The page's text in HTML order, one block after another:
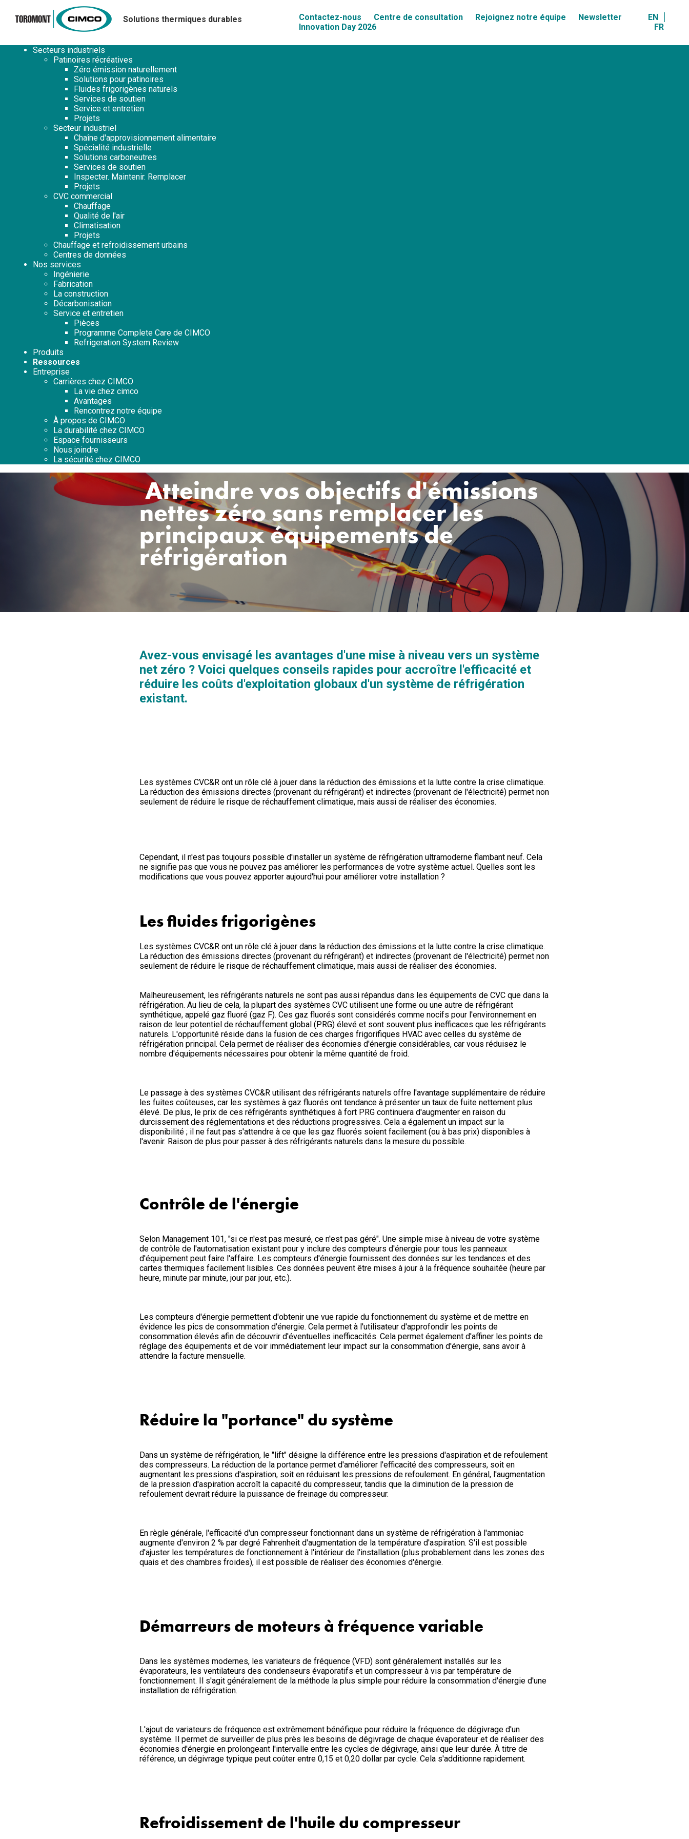
Solutions thermiques durables Contactez-nous Centre de consultation Rejoignez notre équipe
Newsletter
Innovation Day 2026
EN
FR
Secteurs industriels
Patinoires récréatives
Zéro émission naturellement
Solutions pour patinoires
Fluides frigorigènes naturels
Services de soutien
Service et entretien
Projets
Secteur industriel
Chaîne d'approvisionnement alimentaire
Spécialité industrielle
Solutions carboneutres
Services de soutien
Inspecter. Maintenir. Remplacer
Projets
CVC commercial
Chauffage
Qualité de l'air
Climatisation
Projets
Chauffage et refroidissement urbains
Centres de données
Nos services
Ingénierie
Fabrication
La construction
Décarbonisation
Service et entretien
Pièces
Programme Complete Care de CIMCO
Refrigeration System Review
Produits
Ressources
Entreprise
Carrières chez CIMCO
La vie chez cimco
Avantages
Rencontrez notre équipe
À propos de CIMCO
La durabilité chez CIMCO
Espace fournisseurs
Nous joindre
La sécurité chez CIMCO
Atteindre vos objectifs d'émissions
nettes zéro sans remplacer les
principaux équipements de
réfrigération
Avez-vous envisagé les avantages d'une mise à niveau vers un système
net zéro ? Voici quelques conseils rapides pour accroître l'efficacité et
réduire les coûts d'exploitation globaux d'un système de réfrigération
existant.
Les systèmes CVC&R ont un rôle clé à jouer dans la réduction des émissions et la lutte contre la crise climatique.
La réduction des émissions directes (provenant du réfrigérant) et indirectes (provenant de l'électricité) permet non
seulement de réduire le risque de réchauffement climatique, mais aussi de réaliser des économies.
Cependant, il n'est pas toujours possible d'installer un système de réfrigération ultramoderne flambant neuf. Cela
ne signifie pas que vous ne pouvez pas améliorer les performances de votre système actuel. Quelles sont les
modifications que vous pouvez apporter aujourd'hui pour améliorer votre installation ?
Les fluides frigorigènes
Les systèmes CVC&R ont un rôle clé à jouer dans la réduction des émissions et la lutte contre la crise climatique.
La réduction des émissions directes (provenant du réfrigérant) et indirectes (provenant de l'électricité) permet non
seulement de réduire le risque de réchauffement climatique, mais aussi de réaliser des économies.
Malheureusement, les réfrigérants naturels ne sont pas aussi répandus dans les équipements de CVC que dans la
réfrigération. Au lieu de cela, la plupart des systèmes CVC utilisent une forme ou une autre de réfrigérant
synthétique, appelé gaz fluoré (gaz F). Ces gaz fluorés sont considérés comme nocifs pour l'environnement en
raison de leur potentiel de réchauffement global (PRG) élevé et sont souvent plus inefficaces que les réfrigérants
naturels. L'opportunité réside dans la fusion de ces charges frigorifiques HVAC avec celles du système de
réfrigération principal. Cela permet de réaliser des économies d'énergie considérables, car vous réduisez le
nombre d'équipements nécessaires pour obtenir la même quantité de froid.
Le passage à des systèmes CVC&R utilisant des réfrigérants naturels offre l'avantage supplémentaire de réduire
les fuites coûteuses, car les systèmes à gaz fluorés ont tendance à présenter un taux de fuite nettement plus
élevé. De plus, le prix de ces réfrigérants synthétiques à fort PRG continuera d'augmenter en raison du
durcissement des réglementations et des réductions progressives. Cela a également un impact sur la
disponibilité ; il ne faut pas s'attendre à ce que les gaz fluorés soient facilement (ou à bas prix) disponibles à
l'avenir. Raison de plus pour passer à des réfrigérants naturels dans la mesure du possible.
Contrôle de l'énergie
Selon Management 101, "si ce n'est pas mesuré, ce n'est pas géré". Une simple mise à niveau de votre système
de contrôle de l'automatisation existant pour y inclure des compteurs d'énergie pour tous les panneaux
d'équipement peut faire l'affaire. Les compteurs d'énergie fournissent des données sur les tendances et des
cartes thermiques facilement lisibles. Ces données peuvent être mises à jour à la fréquence souhaitée (heure par
heure, minute par minute, jour par jour, etc.).
Les compteurs d'énergie permettent d'obtenir une vue rapide du fonctionnement du système et de mettre en
évidence les pics de consommation d'énergie. Cela permet à l'utilisateur d'approfondir les points de
consommation élevés afin de découvrir d'éventuelles inefficacités. Cela permet également d'affiner les points de
réglage des équipements et de voir immédiatement leur impact sur la consommation d'énergie, sans avoir à
attendre la facture mensuelle.
Réduire la "portance" du système
Dans un système de réfrigération, le "lift" désigne la différence entre les pressions d'aspiration et de refoulement
des compresseurs. La réduction de la portance permet d'améliorer l'efficacité des compresseurs, soit en
augmentant les pressions d'aspiration, soit en réduisant les pressions de refoulement. En général, l'augmentation
de la pression d'aspiration accroît la capacité du compresseur, tandis que la diminution de la pression de
refoulement devrait réduire la puissance de freinage du compresseur.
En règle générale, l'efficacité d'un compresseur fonctionnant dans un système de réfrigération à l'ammoniac
augmente d'environ 2 % par degré Fahrenheit d'augmentation de la température d'aspiration. S'il est possible
d'ajuster les températures de fonctionnement à l'intérieur de l'installation (plus probablement dans les zones des
quais et des chambres froides), il est possible de réaliser des économies d'énergie.
Démarreurs de moteurs à fréquence variable
Dans les systèmes modernes, les variateurs de fréquence (VFD) sont généralement installés sur les
évaporateurs, les ventilateurs des condenseurs évaporatifs et un compresseur à vis par température de
fonctionnement. Il s'agit généralement de la méthode la plus simple pour réduire la consommation d'énergie d'une
installation de réfrigération.
L'ajout de variateurs de fréquence est extrêmement bénéfique pour réduire la fréquence de dégivrage d'un
système. Il permet de surveiller de plus près les besoins de dégivrage de chaque évaporateur et de réaliser des
économies d'énergie en prolongeant l'intervalle entre les cycles de dégivrage, ainsi que leur durée. À titre de
référence, un dégivrage typique peut coûter entre 0,15 et 0,20 dollar par cycle. Cela s'additionne rapidement.
Refroidissement de l'huile du compresseur